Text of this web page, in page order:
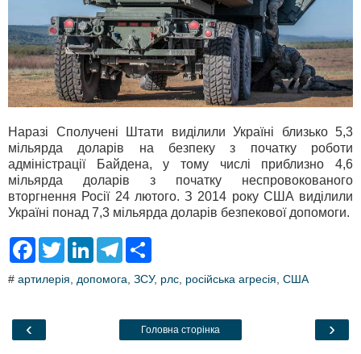
Наразі Сполучені Штати виділили Україні близько 5,3
мільярда доларів на безпеку з початку роботи
адміністрації Байдена, у тому числі приблизно 4,6
мільярда доларів з початку неспровокованого
вторгнення Росії 24 лютого. З 2014 року США виділили
Україні понад 7,3 мільярда доларів безпекової допомоги.
F
e
o
T
t
L
k
T
e
a
r
# артилерія допомога ЗСУ, рлс російська агресія США
‹ ›
Головна сторінка